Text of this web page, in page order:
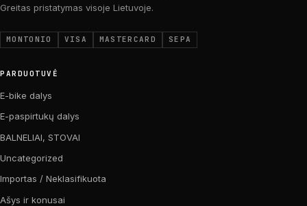
Greitas pristatymas visoje Lietuvoje.
MONTONIO VISA MASTERCARD SEPA
PARDUOTUVĖ
E-bike dalys
E-paspirtukų dalys
BALNELIAI, STOVAI
Uncategorized
Importas / Neklasifikuota
Ašys ir konusai